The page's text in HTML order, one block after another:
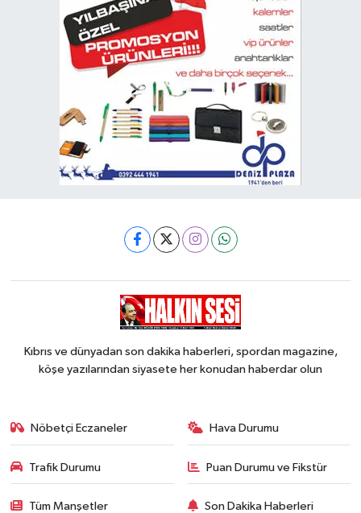
Kıbrıs ve dünyadan son dakika haberleri, spordan magazine,
köşe yazılarından siyasete her konudan haberdar olun
Nöbetçi Eczaneler Hava Durumu
Trafik Durumu Puan Durumu ve Fikstür
Tüm Manşetler Son Dakika Haberleri